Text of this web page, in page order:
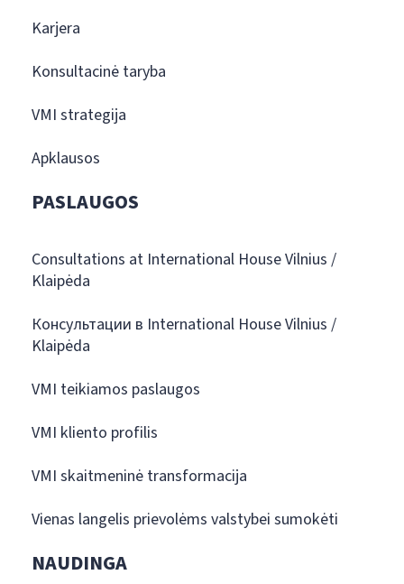
Karjera
Konsultacinė taryba
VMI strategija
Apklausos
PASLAUGOS
Consultations at International House Vilnius /
Klaipėda
Консультации в International House Vilnius /
Klaipėda
VMI teikiamos paslaugos
VMI kliento profilis
VMI skaitmeninė transformacija
Vienas langelis prievolėms valstybei sumokėti
NAUDINGA